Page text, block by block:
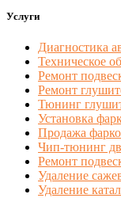
Услуги
Диагностика
Техническое
Ремонт
Ремонт
Тюнинг
Установка
Продажа
Чип-тюнинг
Ремонт
Удаление
Удаление